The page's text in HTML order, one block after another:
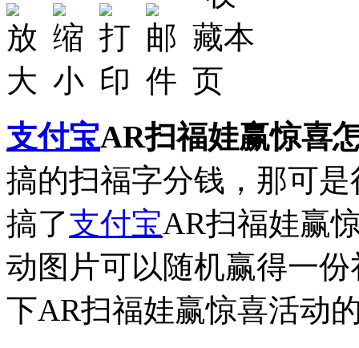
支付宝AR扫福娃赢惊喜
搞的扫福字分钱，那可
搞了支付宝AR扫福娃赢
动图片可以随机赢得一
下AR扫福娃赢惊喜活动